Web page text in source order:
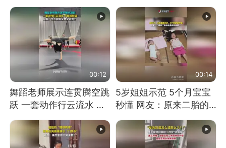
00:12
舞蹈老师展示连贯腾空跳
跃 一套动作行云流水 节
到又舞又武的？
00:14
5岁姐姐示范 5个月宝宝
秒懂 网友：原来二胎的